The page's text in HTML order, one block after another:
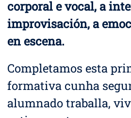
corporal e vocal, a
improvisación, a
en escena.
Completamos esta
formativa cunha
alumnado traballa,